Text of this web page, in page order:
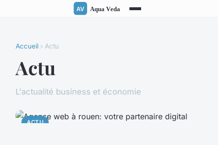
Accueil › Actu
Actu
L'actualité business et économie
ACTU